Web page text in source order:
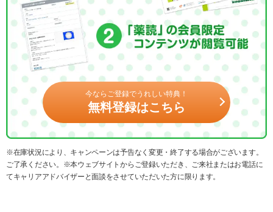
今ならご登録でうれしい特典！
無料登録はこちら
※在庫状況により、キャンペーンは予告なく変更・終了する場合がございます。
ご了承ください。※本ウェブサイトからご登録いただき、ご来社またはお電話に
てキャリアアドバイザーと面談をさせていただいた方に限ります。